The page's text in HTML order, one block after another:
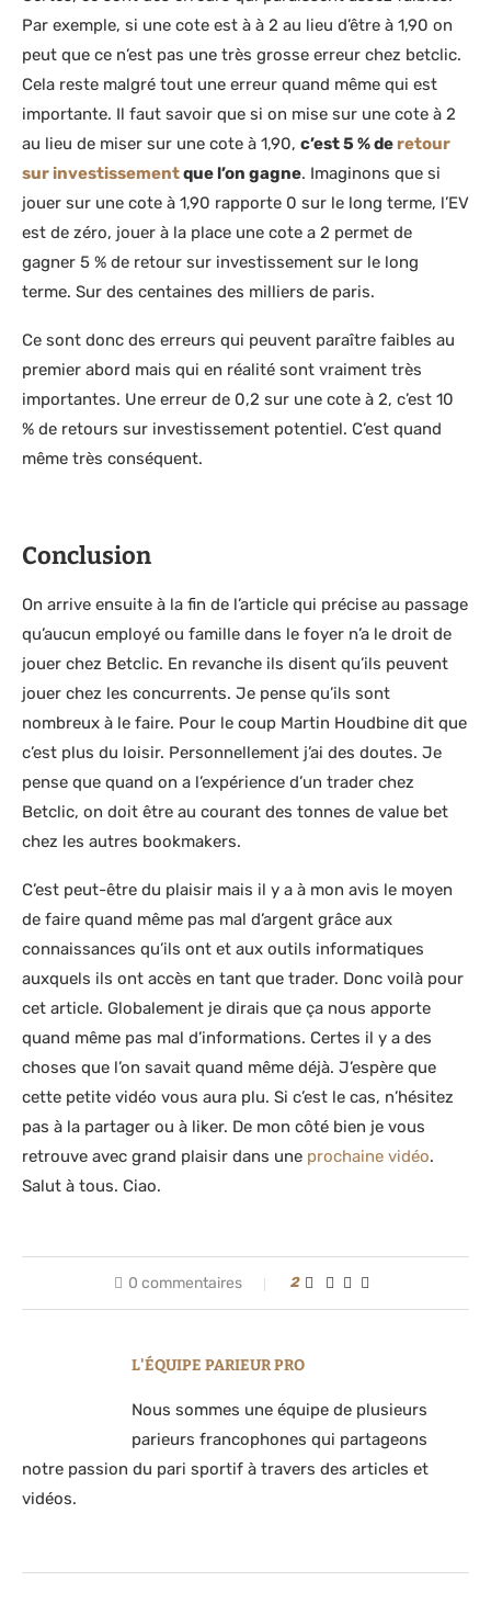
Par exemple, si une cote est à à 2 au lieu d’être à 1,90 on
peut que ce n’est pas une très grosse erreur chez betclic.
Cela reste malgré tout une erreur quand même qui est
importante. Il faut savoir que si on mise sur une cote à 2
au lieu de miser sur une cote à 1,90, c’est 5 % de retour
sur investissementque l’on gagne. Imaginons que si
jouer sur une cote à 1,90 rapporte 0 sur le long terme, l’EV
est de zéro, jouer à la place une cote a 2 permet de
gagner 5 % de retour sur investissement sur le long
terme. Sur des centaines des milliers de paris.
Ce sont donc des erreurs qui peuvent paraître faibles au
premier abord mais qui en réalité sont vraiment très
importantes. Une erreur de 0,2 sur une cote à 2, c’est 10
% de retours sur investissement potentiel. C’est quand
même très conséquent.
Conclusion
On arrive ensuite à la fin de l’article qui précise au passage
qu’aucun employé ou famille dans le foyer n’a le droit de
jouer chez Betclic. En revanche ils disent qu’ils peuvent
jouer chez les concurrents. Je pense qu’ils sont
nombreux à le faire. Pour le coup Martin Houdbine dit que
c’est plus du loisir. Personnellement j’ai des doutes. Je
pense que quand on a l’expérience d’un trader chez
Betclic, on doit être au courant des tonnes de value bet
chez les autres bookmakers.
C’est peut-être du plaisir mais il y a à mon avis le moyen
de faire quand même pas mal d’argent grâce aux
connaissances qu’ils ont et aux outils informatiques
auxquels ils ont accès en tant que trader. Donc voilà pour
cet article. Globalement je dirais que ça nous apporte
quand même pas mal d’informations. Certes il y a des
choses que l’on savait quand même déjà. J’espère que
cette petite vidéo vous aura plu. Si c’est le cas, n’hésitez
pas à la partager ou à liker. De mon côté bien je vous
retrouve avec grand plaisir dans une prochaine vidéo.
Salut à tous. Ciao.
0 commentaires 2
L'ÉQUIPE PARIEUR PRO
Nous sommes une équipe de plusieurs
parieurs francophones qui partageons
notre passion du pari sportif à travers des articles et
vidéos.